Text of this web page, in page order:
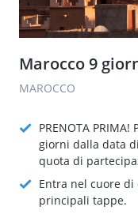
Marocco 9
MAROCCO
PRENOTA
giorni dalla data
quota di
Entra nel cuore
principali tappe.